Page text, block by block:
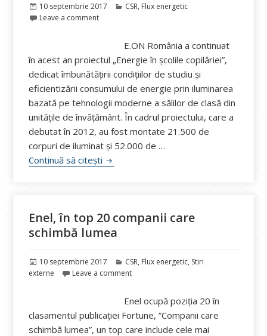
Publicat
pe
10 septembrie 2017 Categorii
CSR, Flux energetic
Leave a comment
E.ON România a continuat
în acest an proiectul „Energie în școlile copilăriei”,
dedicat îmbunătățirii condițiilor de studiu şi
eficientizării consumului de energie prin iluminarea
bazată pe tehnologii moderne a sălilor de clasă din
unităţile de învăţământ. În cadrul proiectului, care a
debutat în 2012, au fost montate 21.500 de
corpuri de iluminat și 52.000 de …
Continuă să citești Energie în școlile din 7 județe de la
Enel, în top 20 companii care
schimbă lumea
Publicat
pe
10 septembrie 2017 Categorii
CSR, Flux energetic, Stiri
externe
Leave a comment
Enel ocupă poziția 20 în
clasamentul publicației Fortune, ”Companii care
schimbă lumea”, un top care include cele mai